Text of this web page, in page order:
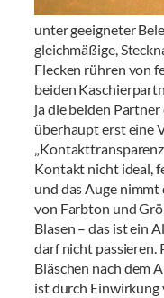
unter geeigneter
gleichmäßige,
Flecken rühren von
beiden
ja die beiden
überhaupt erst eine
Kontakt nicht ideal,
und das Auge
von Farbton und
Blasen – das ist ein
darf nicht passieren.
Bläschen nach dem
ist durch